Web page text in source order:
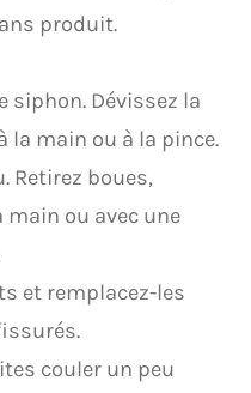
produit.
siphon. Dévissez la
la main ou à la pince.
Retirez boues,
ou avec une
et remplacez-les
couler un peu